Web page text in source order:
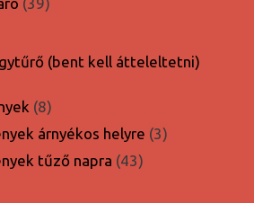
(bent kell átteleltetni)
88
termék
árnyékos helyre 33
tűző napra 4343